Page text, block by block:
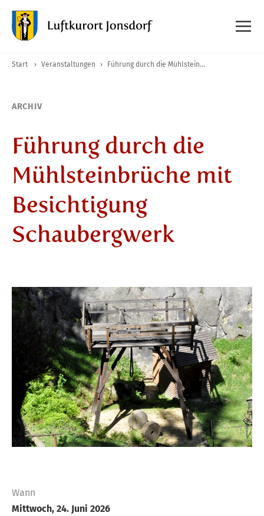
Start › Veranstaltungen › Führung durch die Mühlsteinbrüche mit Besichtigung Schaubergwerk
ARCHIV
Führung durch die
Mühlsteinbrüche mit
Besichtigung
Schaubergwerk
Wann
Mittwoch, 24. Juni 2026